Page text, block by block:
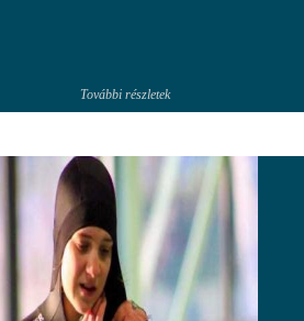
További részletek